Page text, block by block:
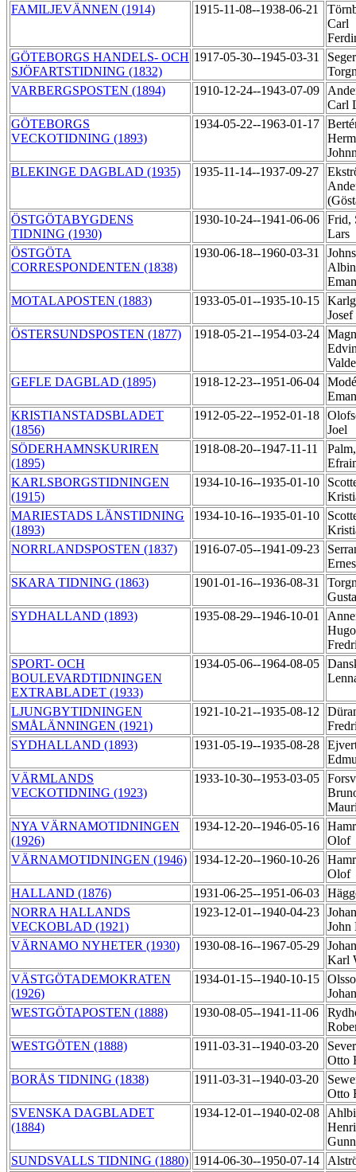
FAMILJEVÄNNEN (1914) 1915-11-08--1938-06-21
Carl
GÖTEBORGS HANDELS- OCH
SJÖFARTSTIDNING (1832)
1917-05-30--1945-03-31
VARBERGSPOSTEN (1894)
1910-12-24--1943-07-09
Carl
GÖTEBORGS
VECKOTIDNING (1893)
1934-05-22--1963-01-17
BLEKINGE DAGBLAD (1935)
1935-11-14--1937-09-27
ÖSTGÖTABYGDENS
TIDNING (1930)
1930-10-24--1941-06-06 Frid,
Lars
ÖSTGÖTA
CORRESPONDENTEN (1838)
1930-06-18--1960-03-31
Albin
MOTALAPOSTEN (1883)
1933-05-01--1935-10-15
ÖSTERSUNDSPOSTEN (1877)
1918-05-21--1954-03-24
GEFLE DAGBLAD (1895)
1918-12-23--1951-06-04
KRISTIANSTADSBLADET
(1856)
1912-05-22--1952-01-18
Joel
SÖDERHAMNSKURIREN
(1895)
1918-08-20--1947-11-11
KARLSBORGSTIDNINGEN
(1915)
1934-10-16--1935-01-10
MARIESTADS LÄNSTIDNING
(1893)
1934-10-16--1935-01-10
NORRLANDSPOSTEN (1837)
1916-07-05--1941-09-23
SKARA TIDNING (1863)
1901-01-16--1936-08-31
SYDHALLAND (1893)
1935-08-29--1946-10-01
SPORT- OCH
BOULEVARDTIDNINGEN
EXTRABLADET (1933)
1934-05-06--1964-08-05
LJUNGBYTIDNINGEN
SMÅLÄNNINGEN (1921)
1921-10-21--1935-08-12
SYDHALLAND (1893)
1931-05-19--1935-08-28
VÄRMLANDS
VECKOTIDNING (1923)
1933-10-30--1953-03-05
NYA VÄRNAMOTIDNINGEN
(1926)
1934-12-20--1946-05-16
Olof
VÄRNAMOTIDNINGEN (1946) 1934-12-20--1960-10-26
Olof
HALLAND (1876)
1931-06-25--1951-06-03
NORRA HALLANDS
VECKOBLAD (1921)
1923-12-01--1940-04-23
VÄRNAMO NYHETER (1930)
1930-08-16--1967-05-29
Karl
VÄSTGÖTADEMOKRATEN
(1926)
1934-01-15--1940-10-15
WESTGÖTAPOSTEN (1888)
1930-08-05--1941-11-06
WESTGÖTEN (1888)
1911-03-31--1940-03-20
Otto
BORÅS TIDNING (1838)
1911-03-31--1940-03-20
Otto
SVENSKA DAGBLADET
(1884)
1934-12-01--1940-02-08
SUNDSVALLS TIDNING (1880) 1914-06-30--1950-07-14